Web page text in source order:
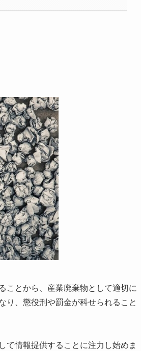
ことから、産業廃棄物として適切に
り、懲役刑や罰金が科せられること
て情報提供することに注力し始めま